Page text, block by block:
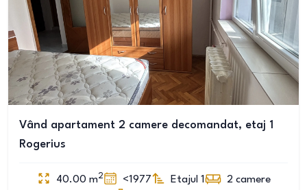
Vând apartament 2 camere decomandat, etaj 1
Rogerius
40.00 m2 <1977 Etajul 1 2 camere